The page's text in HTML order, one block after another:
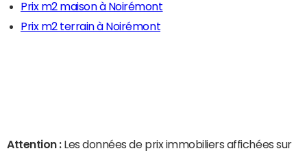
Prix m2 maison à Noirémont
Prix m2 terrain à Noirémont
Attention : Les données de prix immobiliers affichées sur